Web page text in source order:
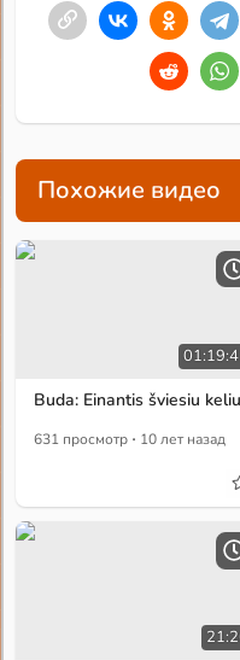
Похожие видео
Buda: Einantis šviesiu keliu
631 просмотр · 10 лет назад